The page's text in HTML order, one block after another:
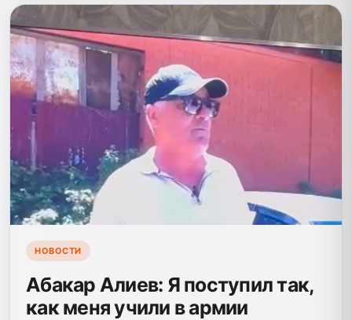
НОВОСТИ
Абакар Алиев: Я поступил так,
как меня учили в армии